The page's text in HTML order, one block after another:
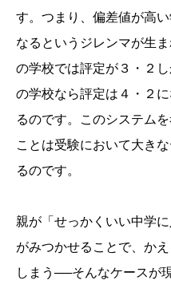
す。つまり、偏差値が高
なるというジレンマが生
の学校では評定が３・２
の学校なら評定は４・２
るのです。このシステム
ことは受験において大き
るのです。
親が「せっかくいい中学
がみつかせることで、か
しまう──そんなケースが